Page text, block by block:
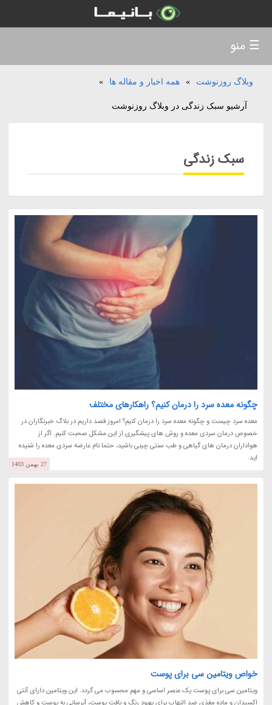
وبلاگ روزنوشت » همه اخبار و مقاله ها »
آرشیو سبک زندگی در وبلاگ روزنوشت
سبک زندگی
چگونه معده سرد را درمان کنیم؟ راهکارهای مختلف
معده سرد چیست و چگونه معده سرد را درمان کنیم؟ امروز قصد داریم در بلاگ خبرنگاران در
خصوص درمان سردی معده و روش های پیشگیری از این مشکل صحبت کنیم. اگر از
هواداران درمان های گیاهی و طب سنتی چینی باشید، حتما نام عارضه سردی معده را شنیده
اید.
27 بهمن 1403
خواص ویتامین سی برای پوست
ویتامین سی برای پوست یک عنصر اساسی و مهم محسوب می گردد. این ویتامین دارای آنتی
اکسیدان و ماده مغذی ضد التهاب برای بهبود رنگ و بافت پوست، آبرسانی به پوست و کاهش
☰ منو